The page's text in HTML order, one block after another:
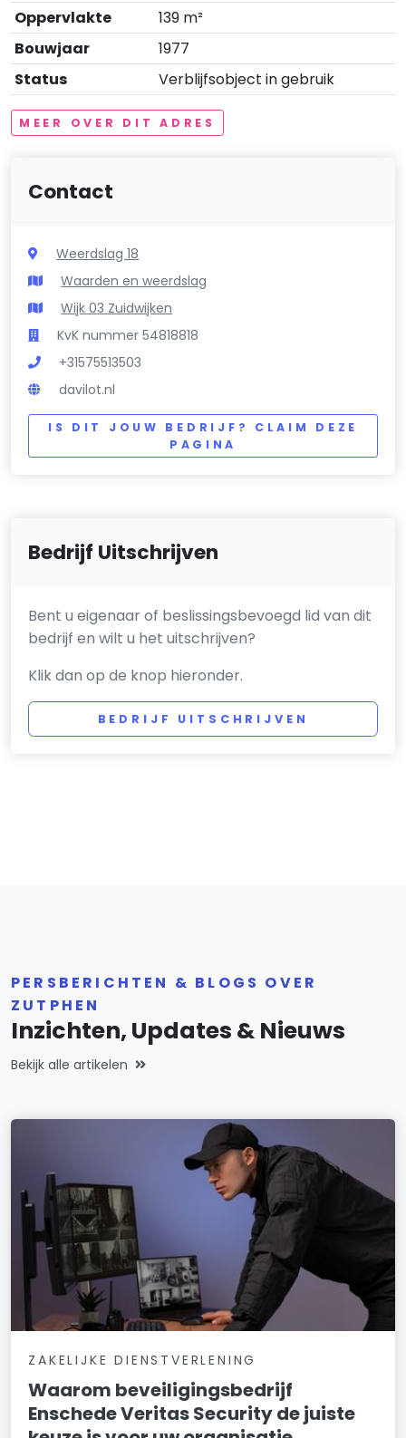
Oppervlakte
139 m²
Bouwjaar
1977
Status
Verblijfsobject in gebruik
MEER OVER DIT ADRES
Contact
Weerdslag 18
Waarden en weerdslag
Wijk 03 Zuidwijken
KvK nummer 54818818
+31575513503
davilot.nl
IS DIT JOUW BEDRIJF? CLAIM DEZE
PAGINA
Bedrijf Uitschrijven
Bent u eigenaar of beslissingsbevoegd lid van dit
bedrijf en wilt u het uitschrijven?
Klik dan op de knop hieronder.
BEDRIJF UITSCHRIJVEN
PERSBERICHTEN & BLOGS OVER
ZUTPHEN
Inzichten, Updates & Nieuws
Bekijk alle artikelen
ZAKELIJKE DIENSTVERLENING
Waarom beveiligingsbedrijf
Enschede Veritas Security de juiste